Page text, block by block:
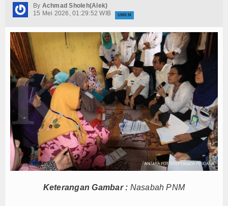
APBD Majalengka 2026 Naik Jadi Rp 3,14 Triliun,
Bupati Lepas Kontingen Barito Utara Ikuti
Menteri UMKM Dorong APPI Perkuat Pasar
Bupati Barito Utara Hadiri Rakor Pemerintahan
Kaji Tiru ke Bantul, Pemkab Barito Utara Dalami
Anto Febrianto Tantang Pemuda Majalengka :
Interupsi PDIP Warnai Paripurna APBD
Bupati Majalengka Beberkan Hasil Paripurna
APBD Majalengka 2026 Naik Jadi Rp 3,14 Triliun,
Yayasan Kreshna dan RS Husada Jakarta Resmi
Bupati Lepas Kontingen Barito Utara Ikuti
Menteri UMKM Dorong APPI Perkuat Pasar
By Achmad Sholeh(Alek)
15 Mei 2026, 01:29:52 WIB
UMKM
Keterangan Gambar : Nasabah PNM